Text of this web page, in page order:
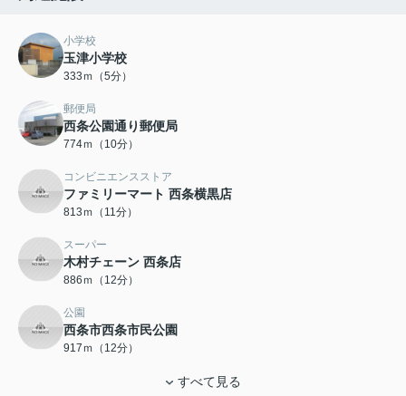
小学校
玉津小学校
333ｍ（5分）
郵便局
西条公園通り郵便局
774ｍ（10分）
コンビニエンスストア
ファミリーマート 西条横黒店
813ｍ（11分）
スーパー
木村チェーン 西条店
886ｍ（12分）
公園
西条市西条市民公園
917ｍ（12分）
すべて見る